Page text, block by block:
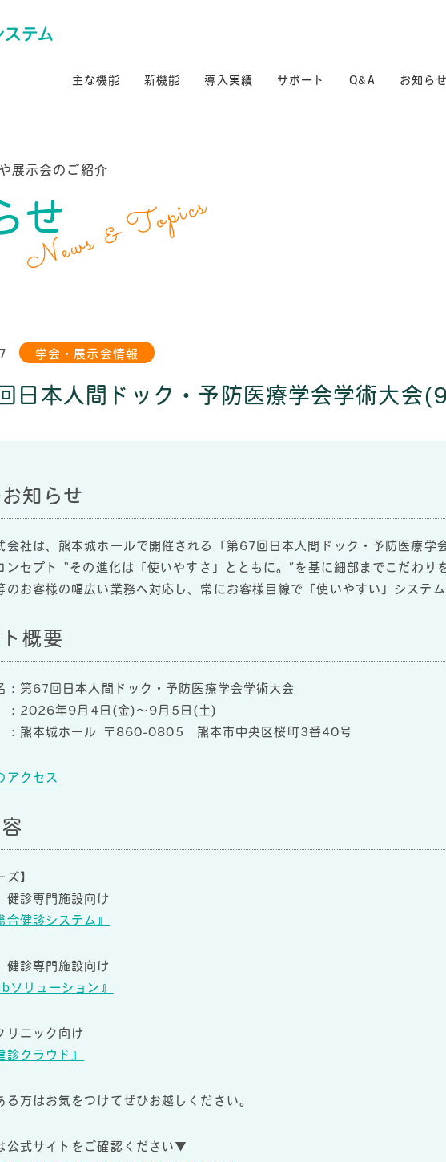
主な機能 新機能 導入実績 サポート Q&A お知らせ
展示会のご紹介
せ
News & Topics
学会・展示会情報
日本人間ドック・予防医療学会学術大
知らせ
会社は、熊本城ホールで開催される「第67回日本人間ドック・予防医療学
ンセプト “その進化は「使いやすさ」とともに。”を基に細部までこだわり
のお客様の幅広い業務へ対応し、常にお客様目線で「使いやすい」システ
概要
：第67回日本人間ドック・予防医療学会学術大会
：2026年9月4日(金)～9月5日(土)
：熊本城ホール 〒860-0805 熊本市中央区桜町3番40号
アクセス
ズ】
健診専門施設向け
合健診システム』
健診専門施設向け
ソリューション』
リニック向け
診クラウド』
る方はお気をつけてぜひお越しください。
公式サイトをご確認ください▼